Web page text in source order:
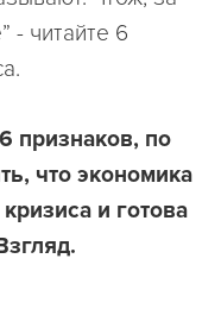
- читайте 6
признаков, по
что экономика
и готова